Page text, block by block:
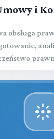
i
obsługa